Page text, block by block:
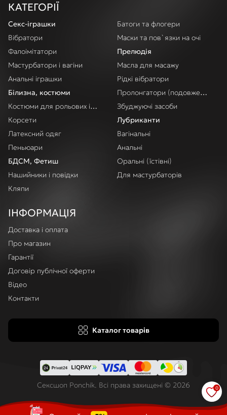
0
КАТЕГОРІЇ
Секс-іграшки
Вібратори
Фалоімітатори
Мастурбатори і вагіни
Анальні іграшки
Білизна, костюми
Костюми для рольових ігор
Корсети
Латексний одяг
Пеньюари
БДСМ, Фетиш
Нашийники і повідки
Кляпи
Батоги та флогери
Маски та пов`язки на очі
Прелюдія
Масла для масажу
Рідкі вібратори
Пролонгатори (подовження
Збуджуючі засоби
Лубриканти
Вагінальні
Анальні
Оральні (їстівні)
Для мастурбаторів
ІНФОРМАЦІЯ
Доставка і оплата
Про магазин
Гарантії
Договір публічної оферти
Відео
Контакти
Каталог товарів
Сексшоп Ponchik. Всі права захищені © 2026